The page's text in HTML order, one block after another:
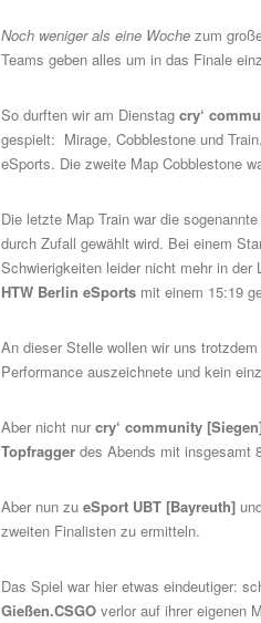
Noch weniger als eine Woche zum
Teams geben alles um in das Finale
So durften wir am Dienstag cry‘
gespielt: Mirage, Cobblestone und
eSports. Die zweite Map Cobblestone
Die letzte Map Train war die sogenannte
durch Zufall gewählt wird. Bei einem
Schwierigkeiten leider nicht mehr in
HTW Berlin eSports mit einem 15:19
An dieser Stelle wollen wir uns
Performance auszeichnete und kein
Aber nicht nur cry‘ community
Topfragger des Abends mit insgesamt
Aber nun zu eSport UBT [Bayreuth]
zweiten Finalisten zu ermitteln.
Das Spiel war hier etwas eindeutiger:
Gießen.CSGO verlor auf ihrer eigenen